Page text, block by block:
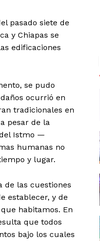
pasado siete de
y Chiapas se
edificaciones
se pudo
ocurrió en
tradicionales en
pesar de la
Istmo —
humanas no
y lugar.
las cuestiones
establecer, y de
habitamos. En
que todos
bajo los cuales